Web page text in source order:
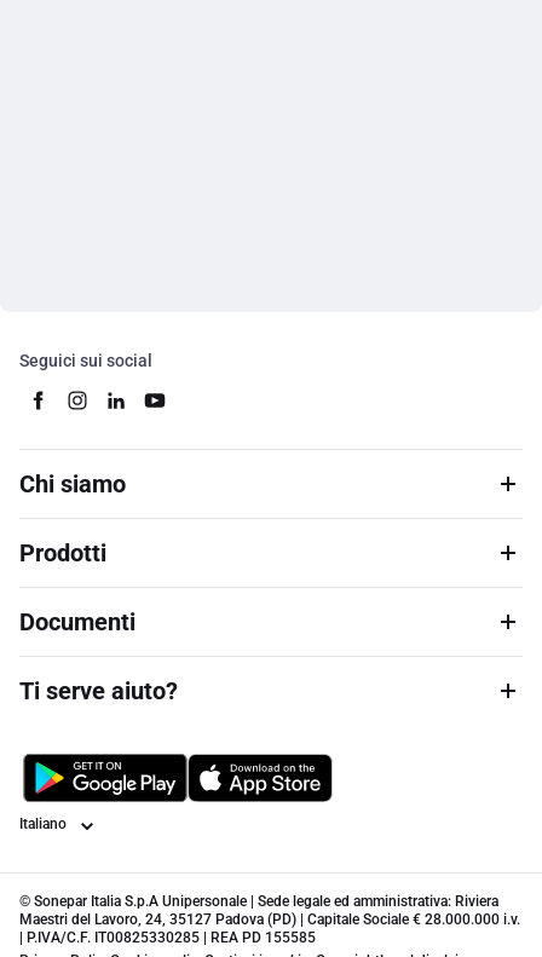
Seguici sui social
Chi siamo
Prodotti
Documenti
Ti serve aiuto?
Lingua
© Sonepar Italia S.p.A Unipersonale | Sede legale ed amministrativa: Riviera
Maestri del Lavoro, 24, 35127 Padova (PD) | Capitale Sociale € 28.000.000 i.v.
| P.IVA/C.F. IT00825330285 | REA PD 155585